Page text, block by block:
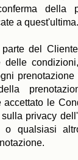
della
a quest'ultima.
del
delle
prenotazione
le
privacy
o qualsiasi